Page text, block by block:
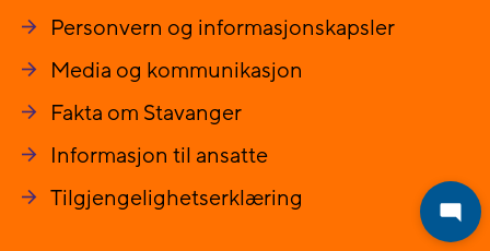
Personvern og informasjonskapsler
Media og kommunikasjon
Fakta om Stavanger
Informasjon til ansatte
Tilgjengelighetserklæring